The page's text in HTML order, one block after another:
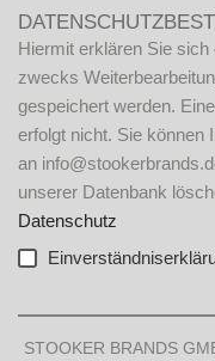
i
t
t
e
l
a
s
s
d
s
Hiermit erklären Sie
zwecks
gespeichert werden.
erfolgt nicht. Sie können
an
unserer Datenbank
Datenschutz
A
STOOKER BRANDS